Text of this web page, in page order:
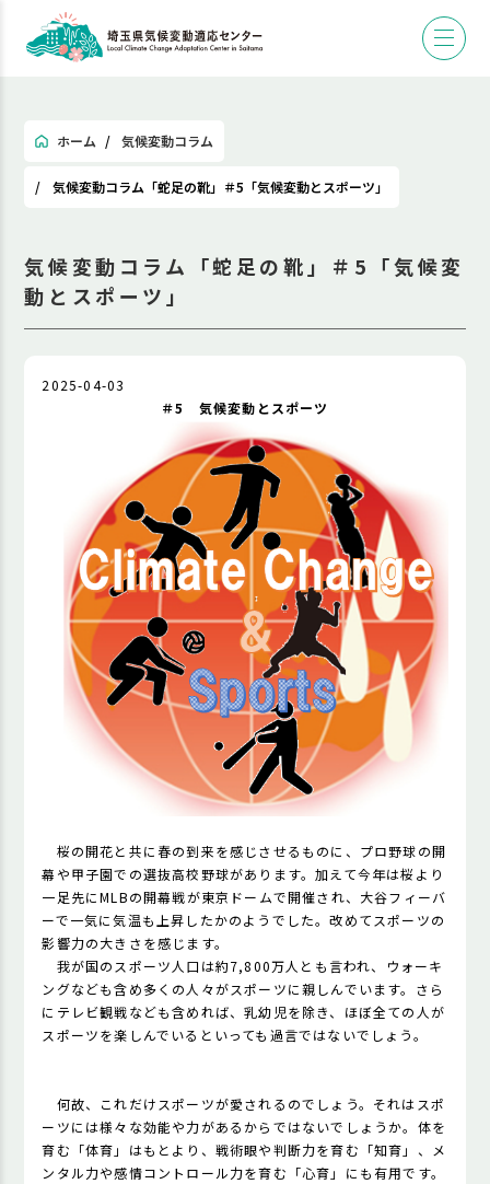
ホーム 気候変動コラム
気候変動コラム「蛇足の靴」＃5「気候変動とスポーツ」
気候変動コラム「蛇足の靴」＃5「気候変
動とスポーツ」
2025-04-03
＃5 気候変動とスポーツ
桜の開花と共に春の到来を感じさせるものに、プロ野球の開
幕や甲子園での選抜高校野球があります。加えて今年は桜より
一足先にMLBの開幕戦が東京ドームで開催され、大谷フィーバ
ーで一気に気温も上昇したかのようでした。改めてスポーツの
影響力の大きさを感じます。
我が国のスポーツ人口は約7,800万人とも言われ、ウォーキ
ングなども含め多くの人々がスポーツに親しんでいます。さら
にテレビ観戦なども含めれば、乳幼児を除き、ほぼ全ての人が
スポーツを楽しんでいるといっても過言ではないでしょう。
何故、これだけスポーツが愛されるのでしょう。それはスポ
ーツには様々な効能や力があるからではないでしょうか。体を
育む「体育」はもとより、戦術眼や判断力を育む「知育」、メ
ンタル力や感情コントロール力を育む「心育」にも有用です。